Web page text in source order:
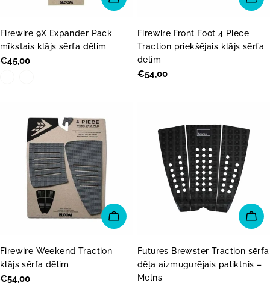
Firewire 9X Expander Pack
mīkstais klājs sērfa dēlim
Parastā
€45,00
Firewire Front Foot 4 Piece
Traction priekšējais klājs sērfa
dēlim
Parastā
€54,00
PIEVIENOT GROZAM
Firewire Weekend Traction
klājs sērfa dēlim
Parastā
€54,00
Futures Brewster Traction sērfa
dēļa aizmugurējais paliktnis –
Melns